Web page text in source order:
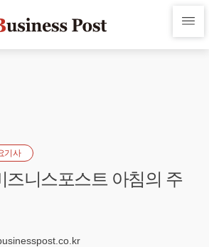
기사
즈니스포스트 아침의 주